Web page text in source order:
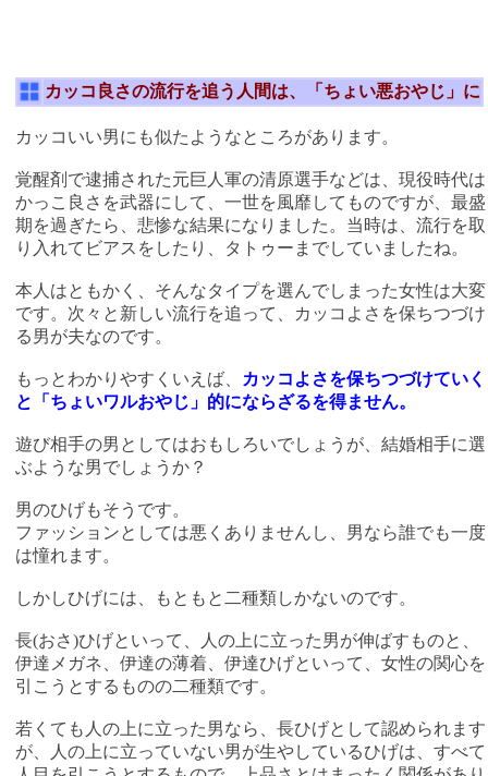
カッコ良さの流行を追う人間は、「ちょい悪おやじ」に
カッコいい男にも似たようなところがあります。
覚醒剤で逮捕された元巨人軍の清原選手などは、現役時代は
かっこ良さを武器にして、一世を風靡してものですが、最盛
期を過ぎたら、悲惨な結果になりました。当時は、流行を取
り入れてビアスをしたり、タトゥーまでしていましたね。
本人はともかく、そんなタイプを選んでしまった女性は大変
です。次々と新しい流行を追って、カッコよさを保ちつづけ
る男が夫なのです。
もっとわかりやすくいえば、
カッコよさを保ちつづけていく
と「ちょいワルおやじ」的にならざるを得ません。
遊び相手の男としてはおもしろいでしょうが、結婚相手に選
ぶような男でしょうか？
男のひげもそうです。
ファッションとしては悪くありませんし、男なら誰でも一度
は憧れます。
しかしひげには、もともと二種類しかないのです。
長(おさ)ひげといって、人の上に立った男が伸ばすものと、
伊達メガネ、伊達の薄着、伊達ひげといって、女性の関心を
引こうとするものの二種類です。
若くても人の上に立った男なら、長ひげとして認められます
が、人の上に立っていない男が生やしているひげは、すべて